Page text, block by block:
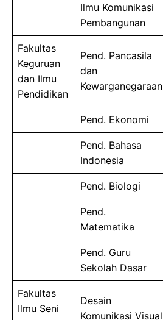
Ilmu Komunikasi
Pembangunan
Fakultas
Keguruan
dan Ilmu
Pendidikan
Pend. Pancasila
dan
Kewarganegaraan
Pend. Ekonomi
Pend. Bahasa
Indonesia
Pend. Biologi
Pend.
Matematika
Pend. Guru
Sekolah Dasar
Fakultas
Ilmu Seni
Desain
Komunikasi Visual